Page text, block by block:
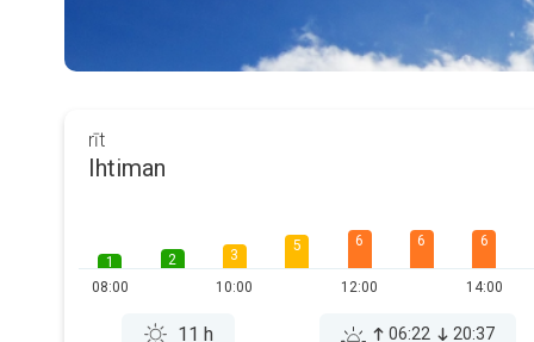
rīt
Ihtiman
1
08:00
2
3
10:00
5 6
12:00
6 6
14:00
11 h 06:22 20:37